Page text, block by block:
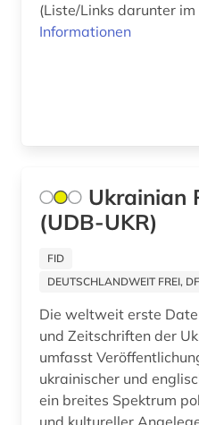
loseblattausgabe (1)
medien (1)
medizin (1)
Informationen
Ukrainian
(UDB-UKR)
FID
DEUTSCHLANDWEIT FREI,
Die weltweit erste
und Zeitschriften der
umfasst
ukrainischer und
ein breites Spektrum